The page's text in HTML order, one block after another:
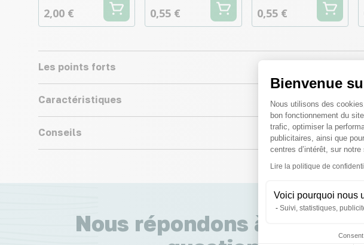
Bienvenue
Plateforme
Nous utilisons des
bon fonctionnement du
trafic, optimiser la
publicitaires, ainsi que
centres d’intérêt, sur notre
Lire la politique de
Voici pourquoi nous
Suivi, statistiques,
2,00 € 0,55 € 0,55 €
Les points forts
Caractéristiques
Conseils
Nous répondons à toutes